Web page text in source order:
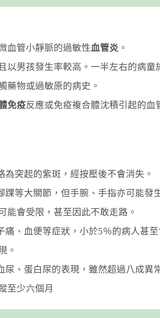
血管小靜脈的過敏性血管炎 。
以男孩發生率較高。一半左右的病童
藥物或過敏原的病史。
免疫反應或免疫複合體沈積引起的血
為突起的紫斑，經按壓後不會消失。
踝等大關節，但手腕、手指亦可能發
能會受限，甚至因此不敢走路。
痛、血便等症狀，小於5％的病人甚
。
尿、蛋白尿的表現，雖然超過八成異
至少六個月